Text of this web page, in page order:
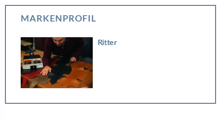
MARKENPROFIL
Ritter